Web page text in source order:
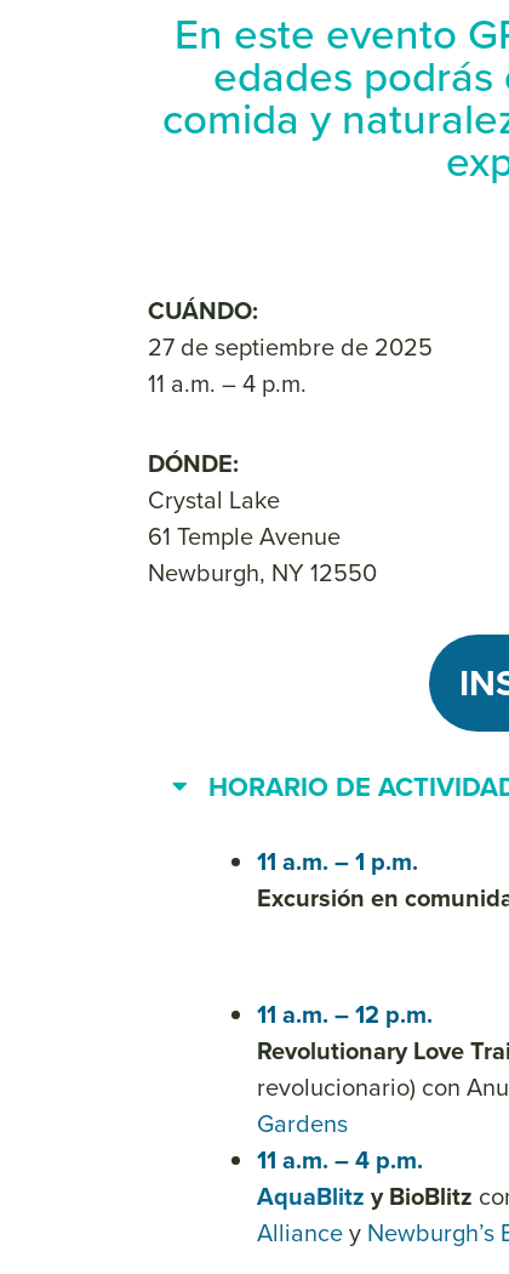
En este evento
edades
comida y
CUÁNDO:
27 de septiembre de 2025
11 a.m. – 4 p.m.
DÓNDE:
Crystal Lake
61 Temple Avenue
Newburgh, NY 12550
HORARIO DE
11 a.m. – 1 p.m.
Excursión en
11 a.m. – 12 p.m.
Revolutionary Love
revolucionario) con
Gardens
11 a.m. – 4 p.m.
AquaBlitz y BioBlitz
Alliancey